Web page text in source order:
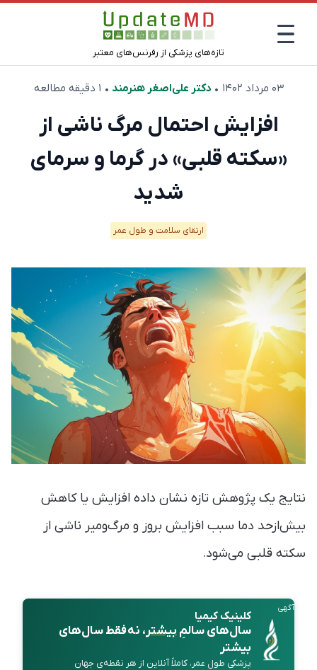
تازه‌های پزشکی از رفرنس‌های معتبر
۰۳ مرداد ۱۴۰۲ •دکتر علی‌اصغر هنرمند • ۱ دقیقه مطالعه
افزایش احتمال مرگ ناشی از
«سکته قلبی» در گرما و سرمای
شدید
ارتقای سلامت و طول عمر
نتایج یک پژوهش تازه نشان داده افزایش یا کاهش
بیش‌ازحد دما سبب افزایش بروز و مرگ‌ومیر ناشی از
سکته قلبی می‌شود.
آگهی
کلینیک کیمیا
سال‌های سالمِبیشتر، نه فقط سال‌های
بیشتر
پزشکی طول عمر، کاملاً آنلاین از هر نقطه‌ی جهان